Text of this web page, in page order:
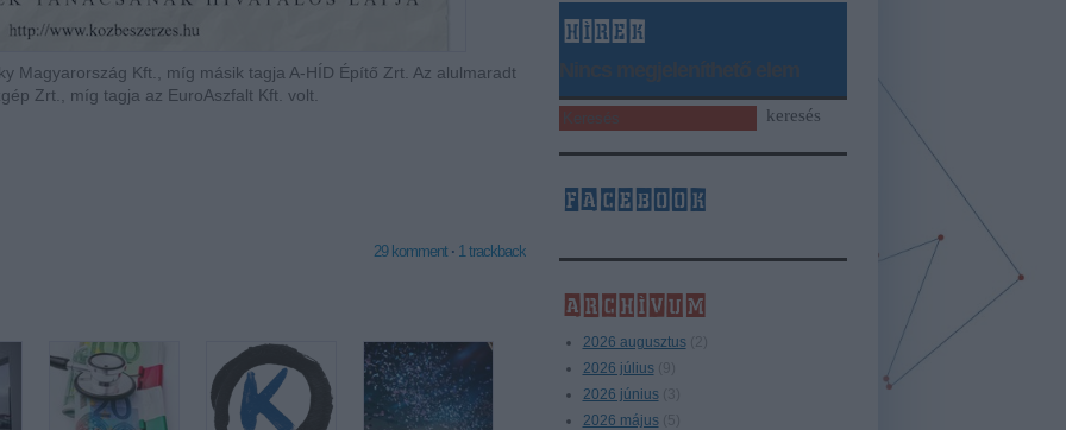
hírek
facebook
archívum
2026 augusztus
2026 július
2026 június
2026 május
Magyarország Kft., míg másik tagja A-HÍD Építő Zrt. Az alulmaradt
Zrt., míg tagja az EuroAszfalt Kft. volt.
29komment· 1trackback